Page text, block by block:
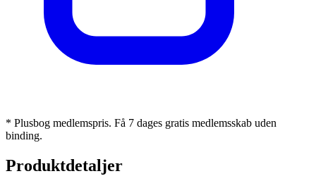
* Plusbog medlemspris. Få 7 dages gratis medlemsskab uden
binding.
Produktdetaljer